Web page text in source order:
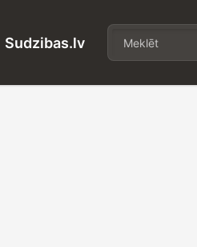
Sudzibas.lv